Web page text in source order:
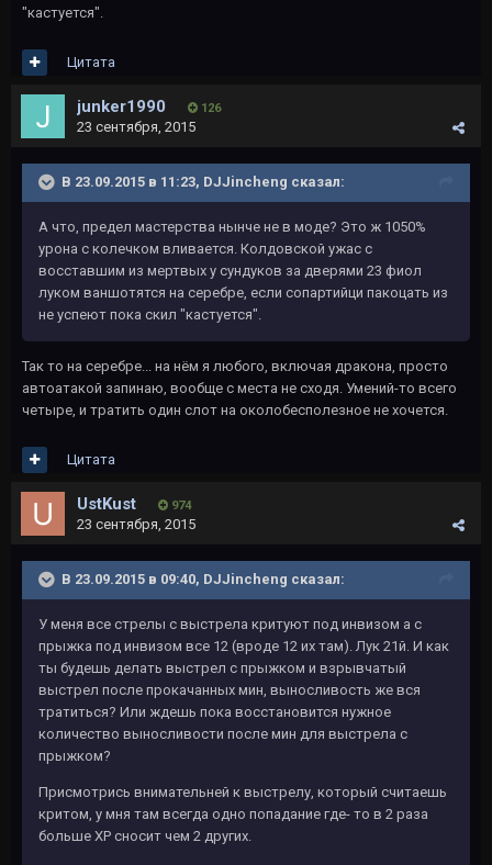
"кастуется".
Цитата
junker1990 126
23 сентября, 2015
В 23.09.2015 в 11:23, DJJincheng сказал:
А что, предел мастерства нынче не в моде? Это ж 1050%
урона с колечком вливается. Колдовской ужас с
восставшим из мертвых у сундуков за дверями 23 фиол
луком ваншотятся на серебре, если сопартийци пакоцать из
не успеют пока скил "кастуется".
Так то на серебре... на нём я любого, включая дракона, просто
автоатакой запинаю, вообще с места не сходя. Умений-то всего
четыре, и тратить один слот на околобесполезное не хочется.
Цитата
UstKust 974
23 сентября, 2015
В 23.09.2015 в 09:40, DJJincheng сказал:
У меня все стрелы с выстрела критуют под инвизом а с
прыжка под инвизом все 12 (вроде 12 их там). Лук 21й. И как
ты будешь делать выстрел с прыжком и взрывчатый
выстрел после прокачанных мин, выносливость же вся
тратиться? Или ждешь пока восстановится нужное
количество выносливости после мин для выстрела с
прыжком?
Присмотрись внимательней к выстрелу, который считаешь
критом, у мня там всегда одно попадание где- то в 2 раза
больше ХР сносит чем 2 других.